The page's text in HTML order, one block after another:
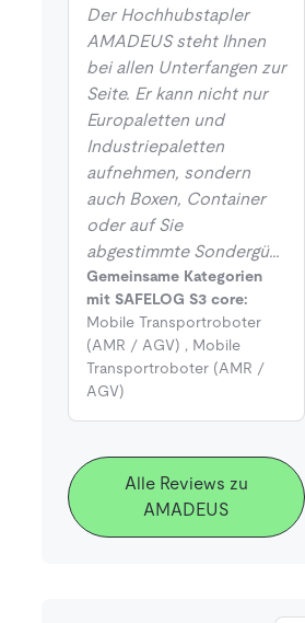
Der Hochhubstapler
AMADEUS steht Ihnen
bei allen Unterfangen zur
Seite. Er kann nicht nur
Europaletten und
Industriepaletten
aufnehmen, sondern
auch Boxen, Container
oder auf Sie
abgestimmte Sondergü…
Gemeinsame Kategorien
mit SAFELOG S3 core:
Mobile Transportroboter
(AMR / AGV) , Mobile
Transportroboter (AMR /
AGV)
Alle Reviews zu
AMADEUS